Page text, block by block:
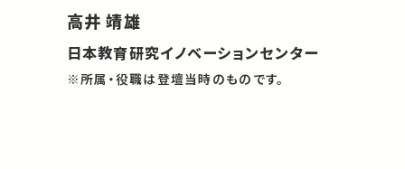
高井 靖雄
日本教育研究イノベーションセンター
※所属・役職は登壇当時のものです。